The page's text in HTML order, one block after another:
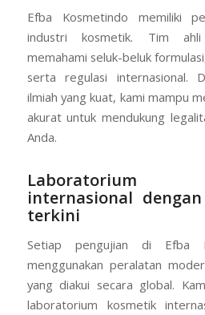
Efba Kosmetindo memiliki
industri kosmetik. Tim
memahami seluk-beluk
serta regulasi internasional.
ilmiah yang kuat, kami mampu
akurat untuk mendukung
Anda.
Laboratorium
internasional
terkini
Setiap pengujian di Efba
menggunakan peralatan
yang diakui secara global.
laboratorium kosmetik